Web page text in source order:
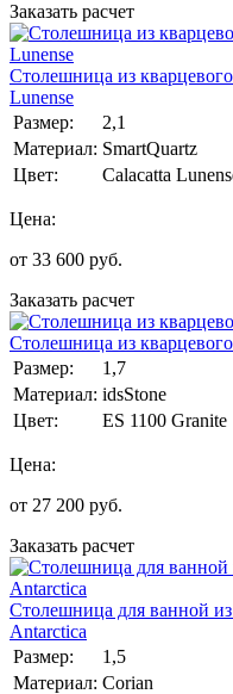
Заказать расчет
Столешница из
Lunense
Размер:
2,1
Материал: SmartQuartz
Цвет:
Calacatta
Цена:
от 33 600 руб.
Заказать расчет
Столешница из
Размер:
1,7
Материал: idsStone
Цвет:
ES 1100 Granite
Цена:
от 27 200 руб.
Заказать расчет
Столешница для ванной
Antarctica
Размер:
1,5
Материал: Corian